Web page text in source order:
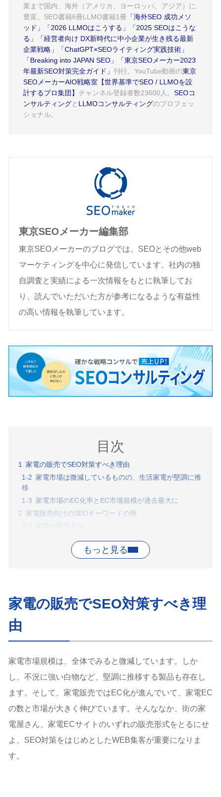
業まで国内、海外（アメリカ、ヨーロッパ、アジア）に
豊富。SEO書籍6冊LLMO書籍1冊 「海外SEO 成功メソ
ッド」
「2026 LLMOはこうする」
「2025 SEOはこうな
る」
「経営者向け DX新時代に中小企業が生き残る最新
企業戦略」
「ChatGPT×SEOライティング実践技術」
「Breaking into JAPAN SEO」
「東京SEOメーカー2023
年最新SEO対策完全ガイド」 刊行。YouTube動画の東京
SEOメーカーAIO戦略室【世界基準でSEO / LLMOを設
計するプロ集団】 チャンネル登録者数23600人。 SEOコ
ンサルティングと LLMOコンサルティングのプロフェッ
ショナル。
東京SEOメーカー編集部
東京SEOメーカーのブログでは、SEOとその他web
マーケティングを中心に発信しています。社内の独
自調査と実績による一次情報をもとに執筆してお
り、読んでいただいた方が参考になるような有益性
の高い情報を執筆しています。
目次
家電の販売でSEO対策すべき理由
家電市場は微減しているものの、生活家電が堅調に推
移
家電市場のEC化率とEC市場規模が過去最大に
家電販売向けのSEOキーワードの例
電機メーカーやブランド名
家電販売で効果的なWEB集客の手法
データベース型SEOを取り入れる【ECサイトのケー
モールECサイト内でSEO対策する【モールECサイト
のケース】
【実店舗のケース】
よくある質問（Q＆A）
まとめ
家電の販売でSEO対策すべき理
由
家電市場規模は、全体でみると微減しています。しか
し、不況に強い白物など、堅調に推移する製品も存在し
ます。そして、家電販売ではEC化が進んでいて、家電EC
の数と市場が大きく伸びています。そんななか、街の家
電屋さん、家電ECサイトのいずれの販売形式をとるにせ
よ、SEO対策をはじめとしたWEB集客が重要になりま
す。